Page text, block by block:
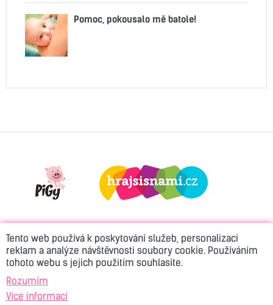
Tento web používá k poskytování služeb, personalizaci
reklam a analýze návštěvnosti soubory cookie. Používáním
tohoto webu s jejich použitím souhlasíte.
Rozumím
Více informací
Pomoc, pokousalo mě batole!
© 2026 Active Rádio Kontakt Reklama